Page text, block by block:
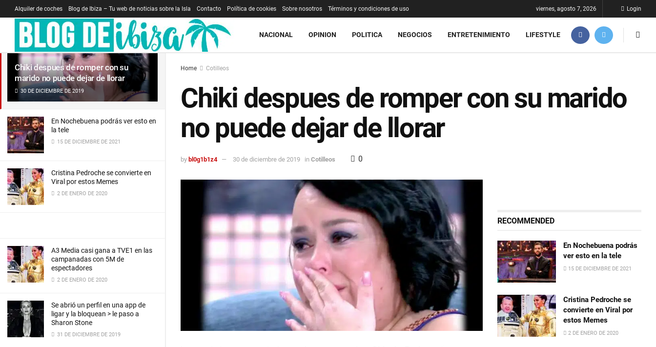
LATEST TRENDING Filter
Chiki despues de romper con su
marido no puede dejar de llorar
30 DE DICIEMBRE DE 2019
En Nochebuena podrás ver esto en
la tele
15 DE DICIEMBRE DE 2021
Cristina Pedroche se convierte en
Viral por estos Memes
2 DE ENERO DE 2020
A3 Media casi gana a TVE1 en las
campanadas con 5M de
espectadores
2 DE ENERO DE 2020
Se abrió un perfil en una app de
ligar y la bloquean > le paso a
Sharon Stone
31 DE DICIEMBRE DE 2019
Alquiler de coches Blog de Ibiza – Tu web de noticias sobre la Isla Contacto Política de cookies Sobre nosotros Términos y condiciones de uso viernes, agosto 7, 2026 Login
NACIONAL OPINION POLITICA NEGOCIOS ENTRETENIMIENTO LIFESTYLE
Home Cotilleos
Chiki despues de romper con su marido
no puede dejar de llorar
by bl0g1b1z4 30 de diciembre de 2019 in Cotilleos 0
RECOMMENDED
En Nochebuena podrás
ver esto en la tele
15 DE DICIEMBRE DE 2021
Cristina Pedroche se
convierte en Viral por
estos Memes
2 DE ENERO DE 2020